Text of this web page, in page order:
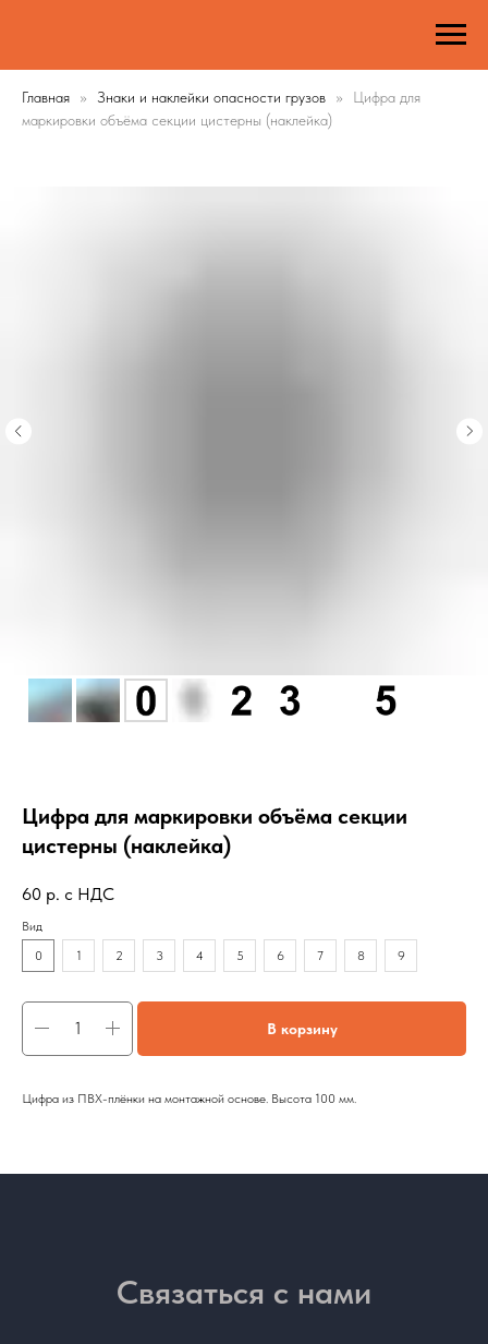
Главная Знаки и наклейки опасности грузов
Цифра для
маркировки объёма секции цистерны (наклейка)
Цифра для маркировки объёма секции
цистерны (наклейка)
60 р. с НДС
Вид
0
1 2 3 4 5 6 7 8 9
В корзину
Цифра из ПВХ-плёнки на монтажной основе. Высота 100 мм.
Связаться с нами